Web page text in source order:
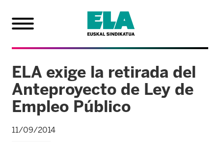
ELA exige la retirada del
Anteproyecto de Ley de
Empleo Público
11/09/2014